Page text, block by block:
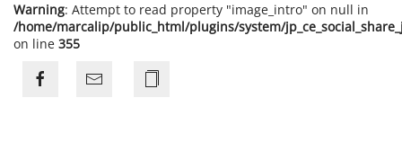
Warning: Attempt to read property "image_intro" on null in
/home/marcalip/public_html/plugins/system/
on line 355